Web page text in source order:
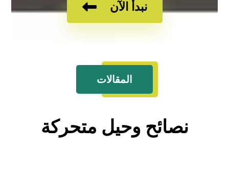
نبدأ الآن
المقالات
نصائح وحيل متحركة